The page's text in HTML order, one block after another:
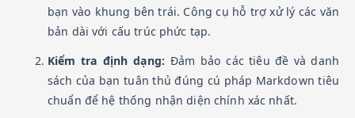
bạn vào khung bên trái. Công cụ hỗ trợ xử lý các văn
bản dài với cấu trúc phức tạp.
Kiểm tra định dạng: Đảm bảo các tiêu đề và danh
sách của bạn tuân thủ đúng cú pháp Markdown tiêu
chuẩn để hệ thống nhận diện chính xác nhất.